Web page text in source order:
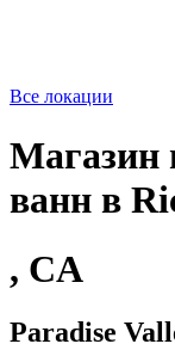
Все локации
Магазин
ванн в
, CA
Paradise